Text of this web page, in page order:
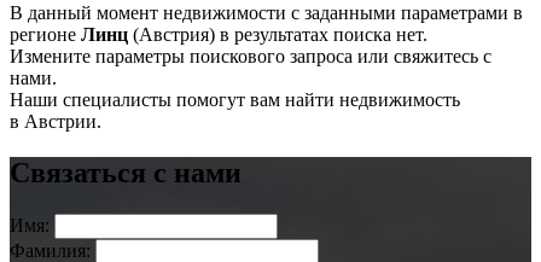
В данный момент недвижимости с заданными параметрами в
регионе Линц (Австрия) в результатах поиска нет.
Измените параметры поискового запроса или свяжитесь с
нами.
Наши специалисты помогут вам найти недвижимость
в Австрии.
Связаться с нами
Имя:
Фамилия: